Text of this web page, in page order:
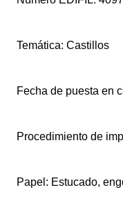
Temática: Castillos
Fecha de puesta en
Procedimiento de
Papel: Estucado,